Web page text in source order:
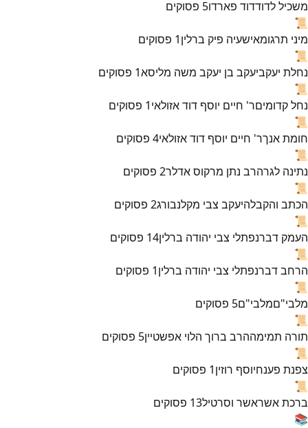
משכיל לדודדוד פארדו5 פסוקים
📜
מיני תרגומאישעיה פיק ברלין1 פסוקים
📜
נחלת יעקביעקב בן יעקב משה מליסא1 פסוקים
📜
נחל קדומיםר' חיים יוסף דוד אזולאי1 פסוקים
📜
חומת אנךר' חיים יוסף דוד אזולאי4 פסוקים
📜
נתינה לגרהרב נתן מרקוס אדלר2 פסוקים
📜
הכתב והקבלהיעקב צבי מקלנבורג2 פסוקים
📜
העמק דברנפתלי צבי יהודה ברלין14 פסוקים
📜
הרחב דברנפתלי צבי יהודה ברלין1 פסוקים
📜
מלבי"םמלבי"ם5 פסוקים
📜
תורה תמימההרב ברוך הלוי אפשטיין5 פסוקים
📜
צפנת פענחיוסף רוזין1 פסוקים
📜
ברכת אשראשר וסרטיל13 פסוקים
📚